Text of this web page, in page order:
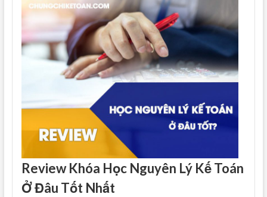
Review Khóa Học Nguyên Lý Kế Toán
Ở Đâu Tốt Nhất